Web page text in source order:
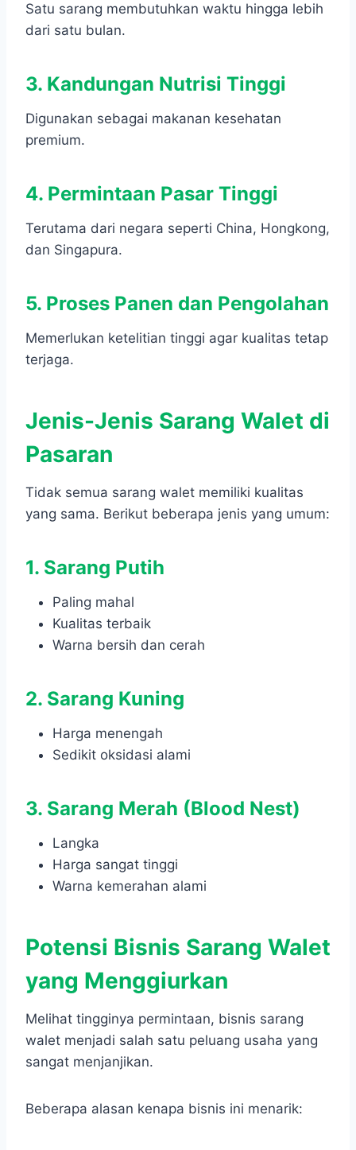
Satu sarang membutuhkan waktu hingga lebih
dari satu bulan.
3. Kandungan Nutrisi Tinggi
Digunakan sebagai makanan kesehatan
premium.
4. Permintaan Pasar Tinggi
Terutama dari negara seperti China, Hongkong,
dan Singapura.
5. Proses Panen dan Pengolahan
Memerlukan ketelitian tinggi agar kualitas tetap
terjaga.
Jenis-Jenis Sarang Walet di
Pasaran
Tidak semua sarang walet memiliki kualitas
yang sama. Berikut beberapa jenis yang umum:
1. Sarang Putih
Paling mahal
Kualitas terbaik
Warna bersih dan cerah
2. Sarang Kuning
Harga menengah
Sedikit oksidasi alami
3. Sarang Merah (Blood Nest)
Langka
Harga sangat tinggi
Warna kemerahan alami
Potensi Bisnis Sarang Walet
yang Menggiurkan
Melihat tingginya permintaan, bisnis sarang
walet menjadi salah satu peluang usaha yang
sangat menjanjikan.
Beberapa alasan kenapa bisnis ini menarik: